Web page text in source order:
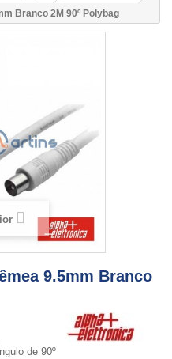
Branco 2M 90º Polybag
9.5mm Branco
de 90º